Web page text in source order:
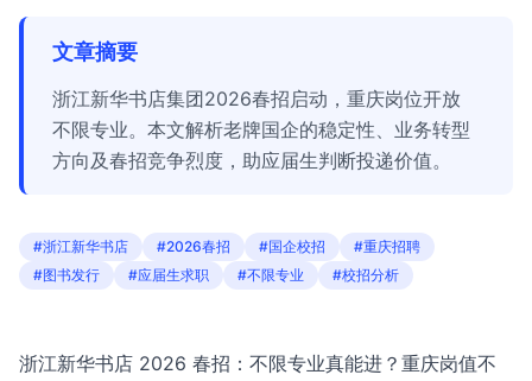
文章摘要
浙江新华书店集团2026春招启动，重庆岗位开放
不限专业。本文解析老牌国企的稳定性、业务转型
方向及春招竞争烈度，助应届生判断投递价值。
#浙江新华书店 #2026春招 #国企校招
#重庆招聘
#图书发行
#应届生求职 #不限专业 #校招分析
浙江新华书店 2026 春招：不限专业真能进？重庆岗值不